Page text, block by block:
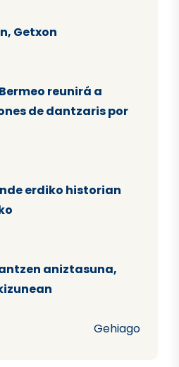
Getxon
reunirá a
de dantzaris por
erdiko historian
aniztasuna,
Gehiago